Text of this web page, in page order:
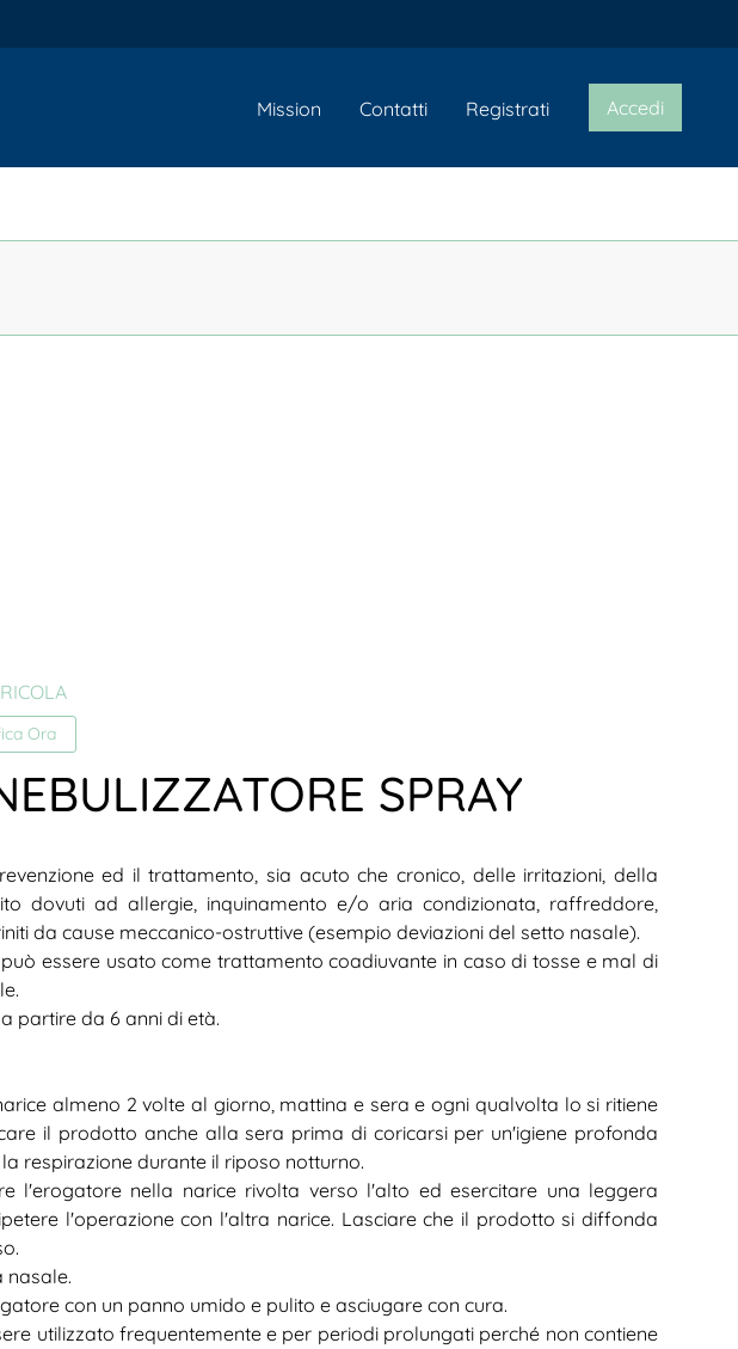
Mission Contatti Registrati Accedi
Ora
SPRAY
ed il trattamento, sia acuto che cronico, delle irritazioni, della
dovuti ad allergie, inquinamento e/o aria condizionata, raffreddore,
da cause meccanico-ostruttive (esempio deviazioni del setto nasale).
essere usato come trattamento coadiuvante in caso di tosse e mal di
partire da 6 anni di età.
almeno 2 volte al giorno, mattina e sera e ogni qualvolta lo si ritiene
il prodotto anche alla sera prima di coricarsi per un'igiene profonda
respirazione durante il riposo notturno.
l'erogatore nella narice rivolta verso l'alto ed esercitare una leggera
l'operazione con l'altra narice. Lasciare che il prodotto si diffonda
nasale.
con un panno umido e pulito e asciugare con cura.
utilizzato frequentemente e per periodi prolungati perché non contiene